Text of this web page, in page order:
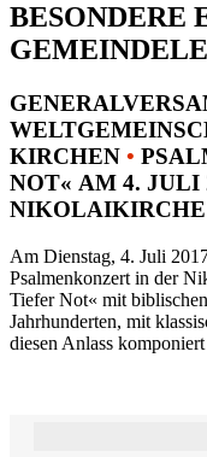
BESONDERE
KIRCHEN •
NOT« AM 4. JULI
NIKOLAIKIRCHE
Am Dienstag, 4. Juli
Psalmenkonzert in der
Tiefer Not« mit
Jahrhunderten, mit
diesen Anlass